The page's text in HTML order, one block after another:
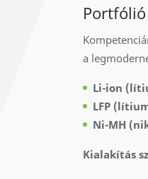
a
Li-ion
LFP
Ni-MH
Kialakítás